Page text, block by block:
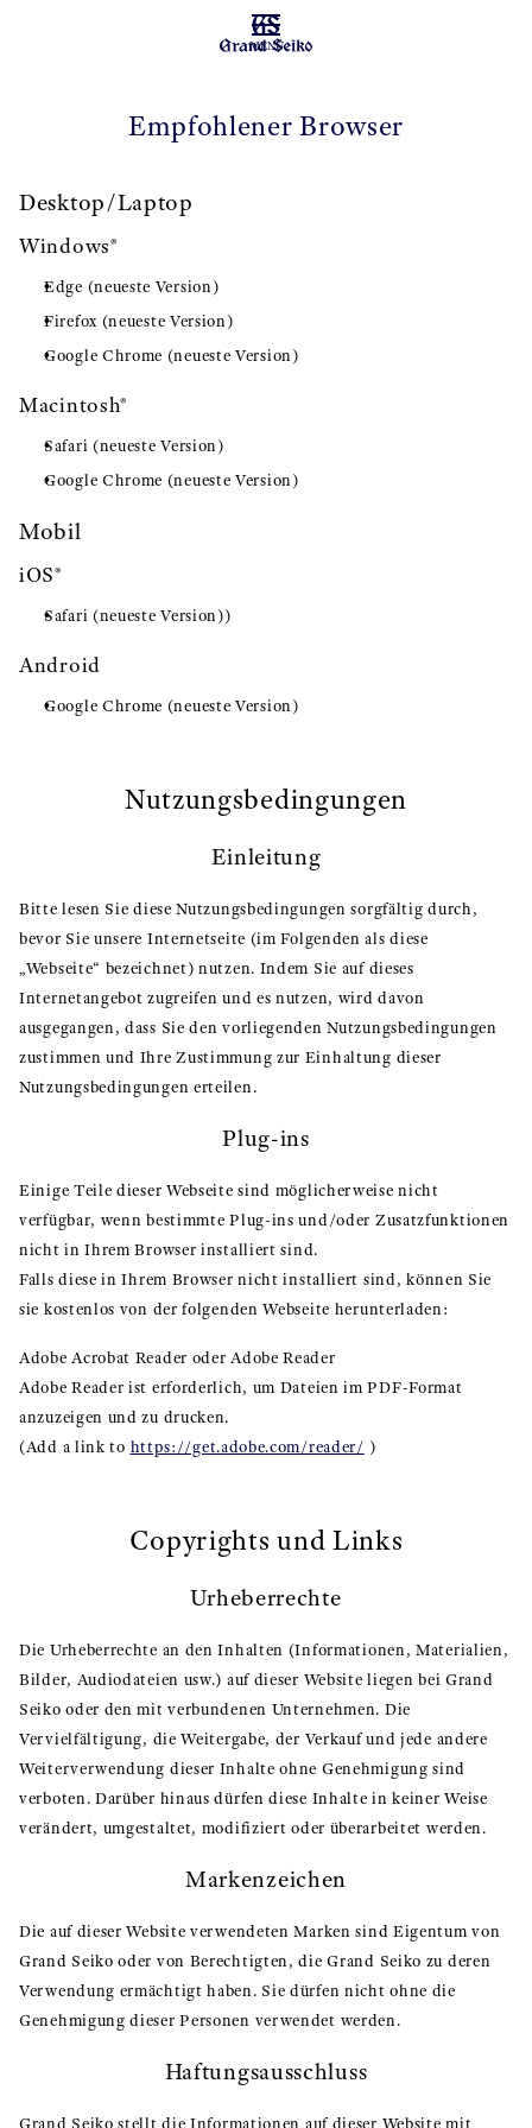
MENÜ
Empfohlener Browser
Desktop/Laptop
Windows®
Edge (neueste Version)
Firefox (neueste Version)
Google Chrome (neueste Version)
Macintosh®
Safari (neueste Version)
Google Chrome (neueste Version)
Mobil
iOS®
Safari (neueste Version))
Android
Google Chrome (neueste Version)
Nutzungsbedingungen
Einleitung
Bitte lesen Sie diese Nutzungsbedingungen sorgfältig durch,
bevor Sie unsere Internetseite (im Folgenden als diese
„Webseite“ bezeichnet) nutzen. Indem Sie auf dieses
Internetangebot zugreifen und es nutzen, wird davon
ausgegangen, dass Sie den vorliegenden Nutzungsbedingungen
zustimmen und Ihre Zustimmung zur Einhaltung dieser
Nutzungsbedingungen erteilen.
Plug-ins
Einige Teile dieser Webseite sind möglicherweise nicht
verfügbar, wenn bestimmte Plug-ins und/oder Zusatzfunktionen
nicht in Ihrem Browser installiert sind.
Falls diese in Ihrem Browser nicht installiert sind, können Sie
sie kostenlos von der folgenden Webseite herunterladen:
Adobe Acrobat Reader oder Adobe Reader
Adobe Reader ist erforderlich, um Dateien im PDF-Format
anzuzeigen und zu drucken.
(Add a link to https://get.adobe.com/reader/ )
Copyrights und Links
Urheberrechte
Die Urheberrechte an den Inhalten (Informationen, Materialien,
Bilder, Audiodateien usw.) auf dieser Website liegen bei Grand
Seiko oder den mit verbundenen Unternehmen. Die
Vervielfältigung, die Weitergabe, der Verkauf und jede andere
Weiterverwendung dieser Inhalte ohne Genehmigung sind
verboten. Darüber hinaus dürfen diese Inhalte in keiner Weise
verändert, umgestaltet, modifiziert oder überarbeitet werden.
Markenzeichen
Die auf dieser Website verwendeten Marken sind Eigentum von
Grand Seiko oder von Berechtigten, die Grand Seiko zu deren
Verwendung ermächtigt haben. Sie dürfen nicht ohne die
Genehmigung dieser Personen verwendet werden.
Haftungsausschluss
Grand Seiko stellt die Informationen auf dieser Website mit